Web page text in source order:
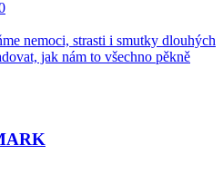
nemoci, strasti i smutky dlouhých
jak nám to všechno pěkně